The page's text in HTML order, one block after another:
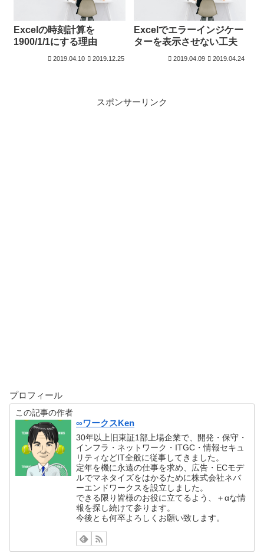
Excelの時刻計算を
1900/1/1にする理由
2019.04.10 2019.12.25
Excelでエラーインジケー
ターを表示させない工夫
2019.04.09 2019.04.24
スポンサーリンク
プロフィール
この記事の作者
∞ワークスKen
30年以上旧東証1部上場企業で、開発・保守・
インフラ・ネットワーク・ITGC・情報セキュ
リティなどIT全般に従事してきました。
定年を機に永遠の仕事を求め、広告・ECモデ
ルでマネタイズをはかるために株式会社ネバ
ーエンドワークスを設立しました。
できる限り皆様のお役に立てるよう、＋αな情
報を探し続けて参ります。
今後とも何卒よろしくお願い致します。